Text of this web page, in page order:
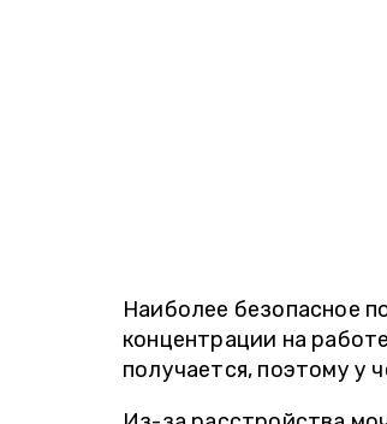
Наиболее безопасное
концентрации на
получается, поэтому у